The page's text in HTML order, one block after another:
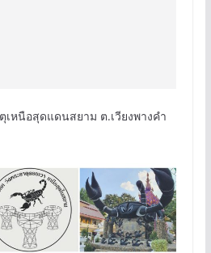
เหนือสุดแดนสยาม ต.เวียงพางคำ